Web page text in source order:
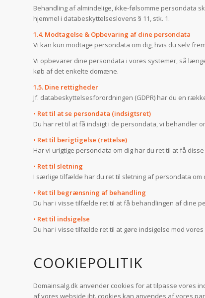
Behandling af almindelige, ikke-følsomme persondata
hjemmel i databeskyttelseslovens § 11, stk. 1.
1.4. Modtagelse & Opbevaring af dine persondata
Vi kan kun modtage persondata om dig, hvis du selv
Vi opbevarer dine persondata i vores systemer, så
køb af det enkelte domæne.
1.5. Dine rettigheder
Jf. databeskyttelsesforordningen (GDPR) har du en
• Ret til at se persondata (indsigtsret)
Du har ret til at få indsigt i de persondata, vi behandler
• Ret til berigtigelse (rettelse)
Har vi urigtige persondata om dig har du ret til at få
• Ret til sletning
I særlige tilfælde har du ret til sletning af persondata
• Ret til begrænsning af behandling
Du har i visse tilfælde ret til at få behandlingen af dine
• Ret til indsigelse
Du har i visse tilfælde ret til at gøre indsigelse mod
COOKIEPOLITIK
Domainsalg.dk anvender cookies for at tilpasse vores
af vores webside iht. cookies kan anvendes af vores